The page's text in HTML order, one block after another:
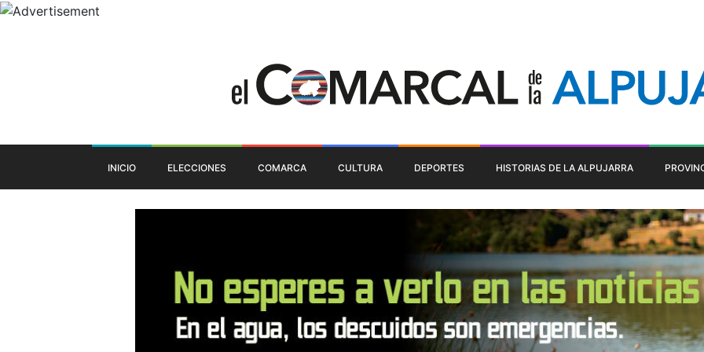
INICIO ELECCIONES COMARCA CULTURA DEPORTES HISTORIAS DE LA ALPUJARRA